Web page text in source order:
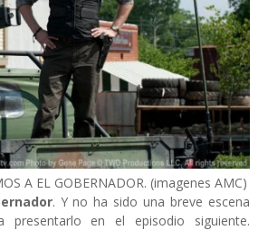
A EL GOBERNADOR. (imagenes AMC)
. Y no ha sido una breve escena
presentarlo en el episodio siguiente.